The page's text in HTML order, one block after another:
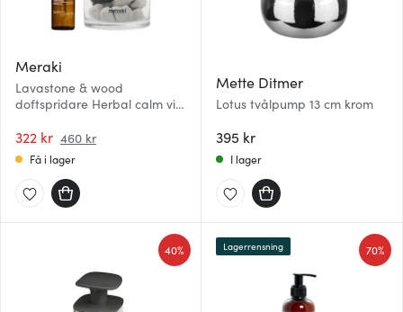
Meraki
Lavastone & wood
doftspridare Herbal calm vit
322 kr 460 kr
Få i lager
Mette Ditmer
Lotus tvålpump 13 cm krom
395 kr
I lager
40% 70%
Lagerrensning